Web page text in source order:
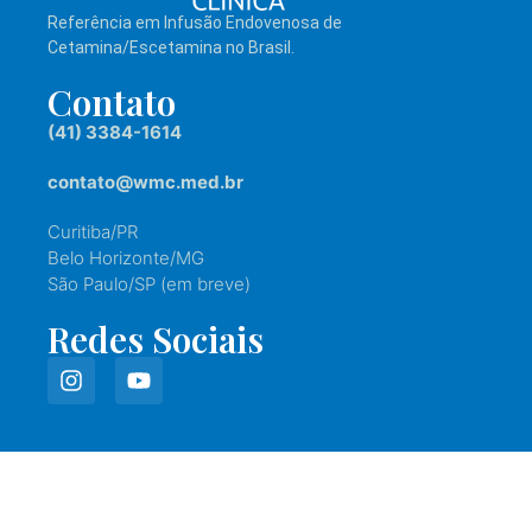
Referência em Infusão Endovenosa de
Cetamina/Escetamina no Brasil.
Contato
(41) 3384-1614
contato@wmc.med.br
Curitiba/PR
Belo Horizonte/MG
São Paulo/SP (em breve)
Redes Sociais